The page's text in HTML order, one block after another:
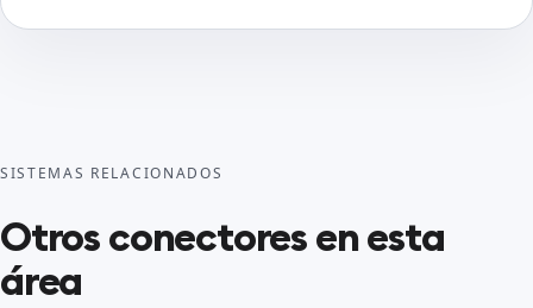
SISTEMAS RELACIONADOS
Otros conectores en esta
área